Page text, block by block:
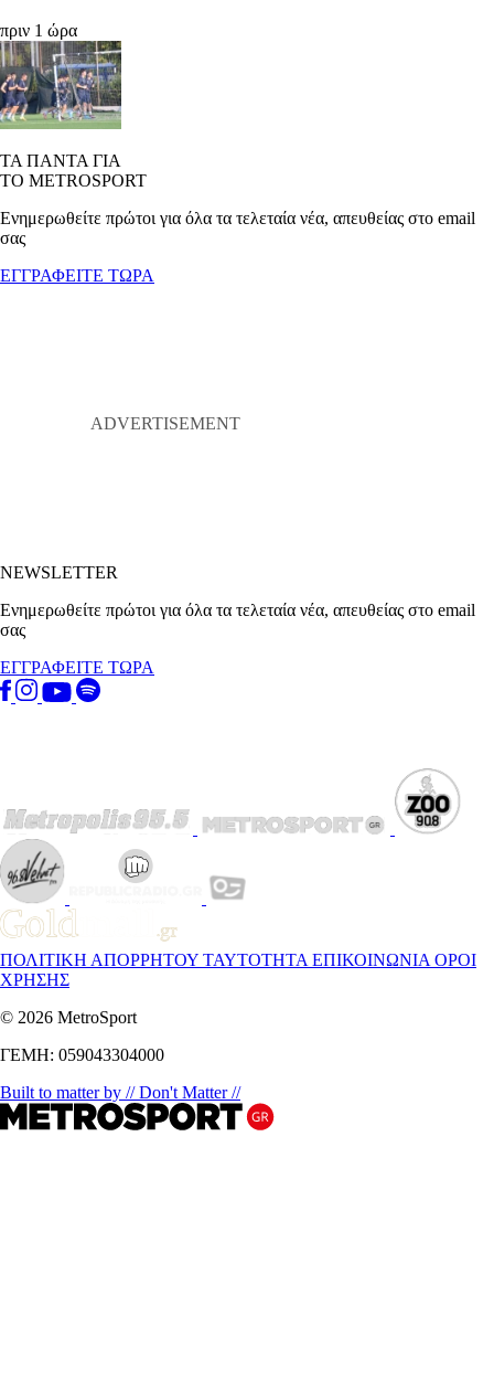
πριν 1 ώρα
ΤΑ ΠΑΝΤΑ ΓΙΑ
ΤΟ METROSPORT
Ενημερωθείτε πρώτοι για όλα τα τελεταία νέα, απευθείας στο email
σας
ΕΓΓΡΑΦΕΙΤΕ ΤΩΡΑ
NEWSLETTER
Ενημερωθείτε πρώτοι για όλα τα τελεταία νέα, απευθείας στο email
σας
ΕΓΓΡΑΦΕΙΤΕ ΤΩΡΑ
ΠΟΛΙΤΙΚΗ ΑΠΟΡΡΗΤΟΥ ΤΑΥΤΟΤΗΤΑ ΕΠΙΚΟΙΝΩΝΙΑ ΟΡΟΙ
ΧΡΗΣΗΣ
© 2026 MetroSport
ΓΕΜΗ: 059043304000
Built to matter by // Don't Matter //